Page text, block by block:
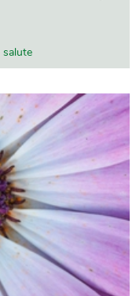
salute